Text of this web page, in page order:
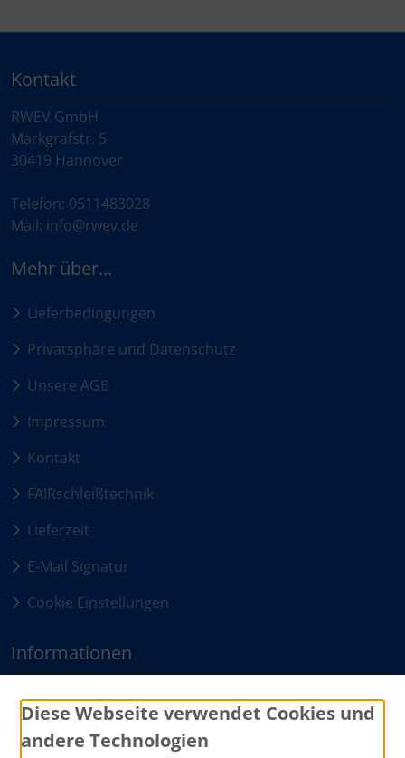
Kontakt
RWEV GmbH
Markgrafstr. 5
30419 Hannover
Telefon: 0511483028
Mail: info@rwev.de
Mehr über...
Lieferbedingungen
Privatsphäre und Datenschutz
Unsere AGB
Impressum
Kontakt
FAIRschleißtechnik
Lieferzeit
E-Mail Signatur
Cookie Einstellungen
Informationen
Sitemap
Zahlungsmethoden
Diese Webseite verwendet Cookies und
andere Technologien